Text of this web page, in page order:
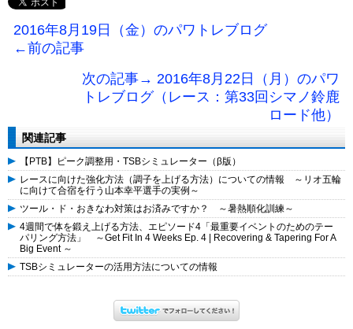
2016年8月19日（金）のパワトレブログ
←前の記事
次の記事→ 2016年8月22日（月）のパワ
トレブログ（レース：第33回シマノ鈴鹿
ロード他）
関連記事
【PTB】ピーク調整用・TSBシミュレーター（β版）
レースに向けた強化方法（調子を上げる方法）についての情報 ～リオ五輪
に向けて合宿を行う山本幸平選手の実例～
ツール・ド・おきなわ対策はお済みですか？ ～暑熱順化訓練～
4週間で体を鍛え上げる方法、エピソード4「最重要イベントのためのテー
パリング方法」 ～Get Fit In 4 Weeks Ep. 4 | Recovering & Tapering For A
Big Event ～
TSBシミュレーターの活用方法についての情報